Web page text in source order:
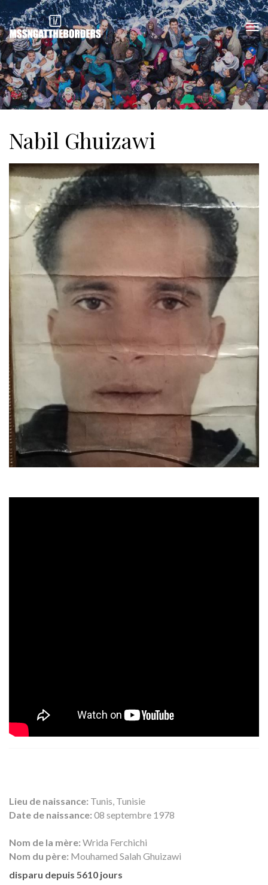
Nabil Ghuizawi
Lieu de naissance: Tunis, Tunisie
Date de naissance: 08 septembre 1978
Nom de la mère: Wrida Ferchichi
Nom du père: Mouhamed Salah Ghuizawi
disparu depuis 5610 jours